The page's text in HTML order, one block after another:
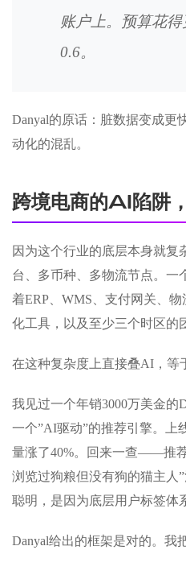
账户上。预算花
0.6。
Danyal的原话：脏数据变成更
动化的混乱。
跨境电商的AI陷阱
因为这个行业的底层本身就
台、多币种、多物流节点。一
着ERP、WMS、支付网关、
化工具，以及至少三个时区的
在这种复杂度上直接叠AI，等
我见过一个年销3000万美金的
一个”AI驱动”的推荐引擎。上
量涨了40%。回来一查——推
浏览过狗粮但没有狗的猫主人
聪明，是因为底层用户标签体
Danyal给出的框架是对的。我